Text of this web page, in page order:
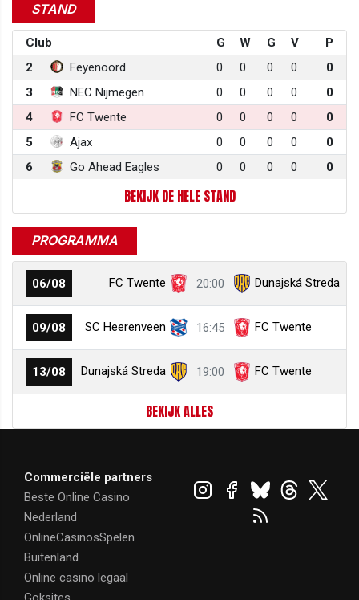
STAND
Club G W G V
P
2
Feyenoord 0 0 0 0
0
3
NEC Nijmegen 0 0 0 0
0
4
FC Twente 0 0 0 0
0
5
Ajax 0 0 0 0
0
6
Go Ahead Eagles 0 0 0 0 0
BEKIJK DE HELE STAND
PROGRAMMA
06/08 FC Twente 20:00 Dunajská Streda
09/08 SC Heerenveen 16:45 FC Twente
13/08 Dunajská Streda 19:00 FC Twente
BEKIJK ALLES
Commerciële partners
Beste Online Casino
Nederland
OnlineCasinosSpelen
Buitenland
Online casino legaal